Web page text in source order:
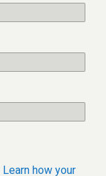
Learn how your